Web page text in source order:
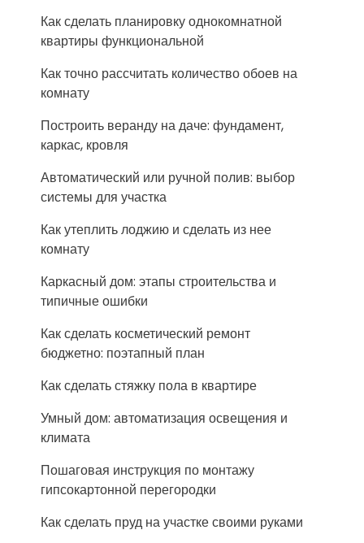
Как сделать планировку однокомнатной
квартиры функциональной
Как точно рассчитать количество обоев на
комнату
Построить веранду на даче: фундамент,
каркас, кровля
Автоматический или ручной полив: выбор
системы для участка
Как утеплить лоджию и сделать из нее
комнату
Каркасный дом: этапы строительства и
типичные ошибки
Как сделать косметический ремонт
бюджетно: поэтапный план
Как сделать стяжку пола в квартире
Умный дом: автоматизация освещения и
климата
Пошаговая инструкция по монтажу
гипсокартонной перегородки
Как сделать пруд на участке своими руками